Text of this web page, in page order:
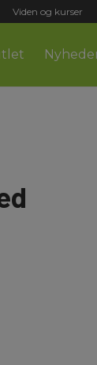
Viden og kurser